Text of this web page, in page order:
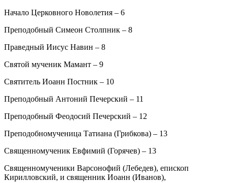
Начало Церковного Новолетия – 6
Преподобный Симеон Столпник – 8
Праведный Иисус Навин – 8
Святой мученик Мамант – 9
Святитель Иоанн Постник – 10
Преподобный Антоний Печерский – 11
Преподобный Феодосий Печерский – 12
Преподобномученица Татиана (Грибкова) – 13
Священномученик Евфимий (Горячев) – 13
Священномученики Варсонофий (Лебедев), епископ
Кирилловский, и священник Иоанн (Иванов),